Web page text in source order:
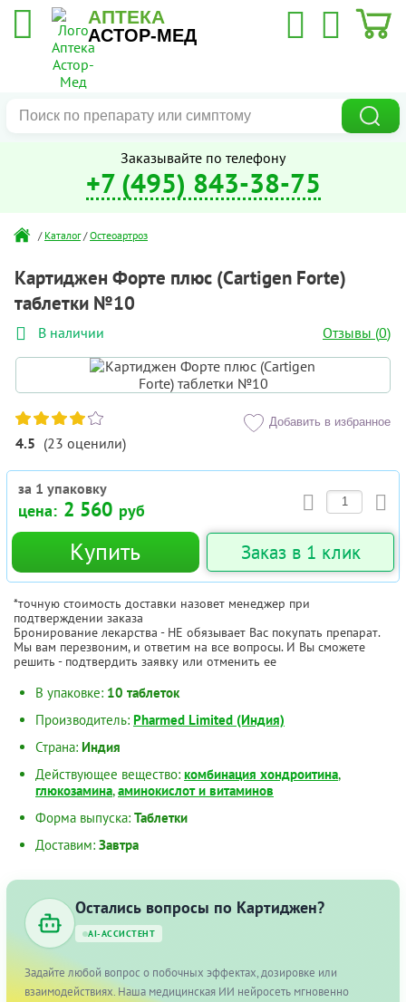
АПТЕКА
АСТОР-МЕД
Заказывайте по телефону
+7 (495) 843-38-75
/ Каталог /Остеоартроз
Картиджен Форте плюс (Cartigen Forte)
таблетки №10
В наличии Отзывы (0)
4.5 (23 оценили)
Добавить в избранное
за 1 упаковку
цена: 2 560 руб
Купить Заказ в 1 клик
*точную стоимость доставки назовет менеджер при
подтверждении заказа
Бронирование лекарства - НЕ обязывает Вас покупать препарат.
Мы вам перезвоним, и ответим на все вопросы. И Вы сможете
решить - подтвердить заявку или отменить ее
В упаковке: 10 таблеток
Производитель: Pharmed Limited (Индия)
Страна: Индия
Действующее вещество: комбинация хондроитина,
глюкозамина,аминокислот и витаминов
Форма выпуска: Таблетки
Доставим: Завтра
Остались вопросы по Картиджен?
AI-АССИСТЕНТ
Задайте любой вопрос о побочных эффектах, дозировке или
взаимодействиях. Наша медицинская ИИ нейросеть мгновенно